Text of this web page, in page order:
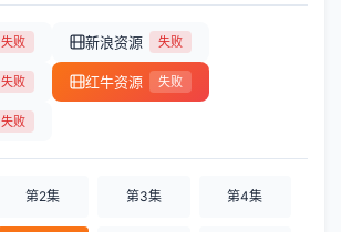
失败 新浪资源 失败
失败 红牛资源 失败
失败
第2集 第3集 第4集